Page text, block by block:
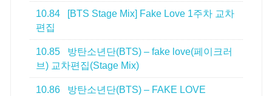
10.84
[BTS Stage Mix] Fake Love 1주차 교차
편집
10.85
방탄소년단(BTS) – fake love(페이크러
브) 교차편집(Stage Mix)
10.86
방탄소년단(BTS) – FAKE LOVE